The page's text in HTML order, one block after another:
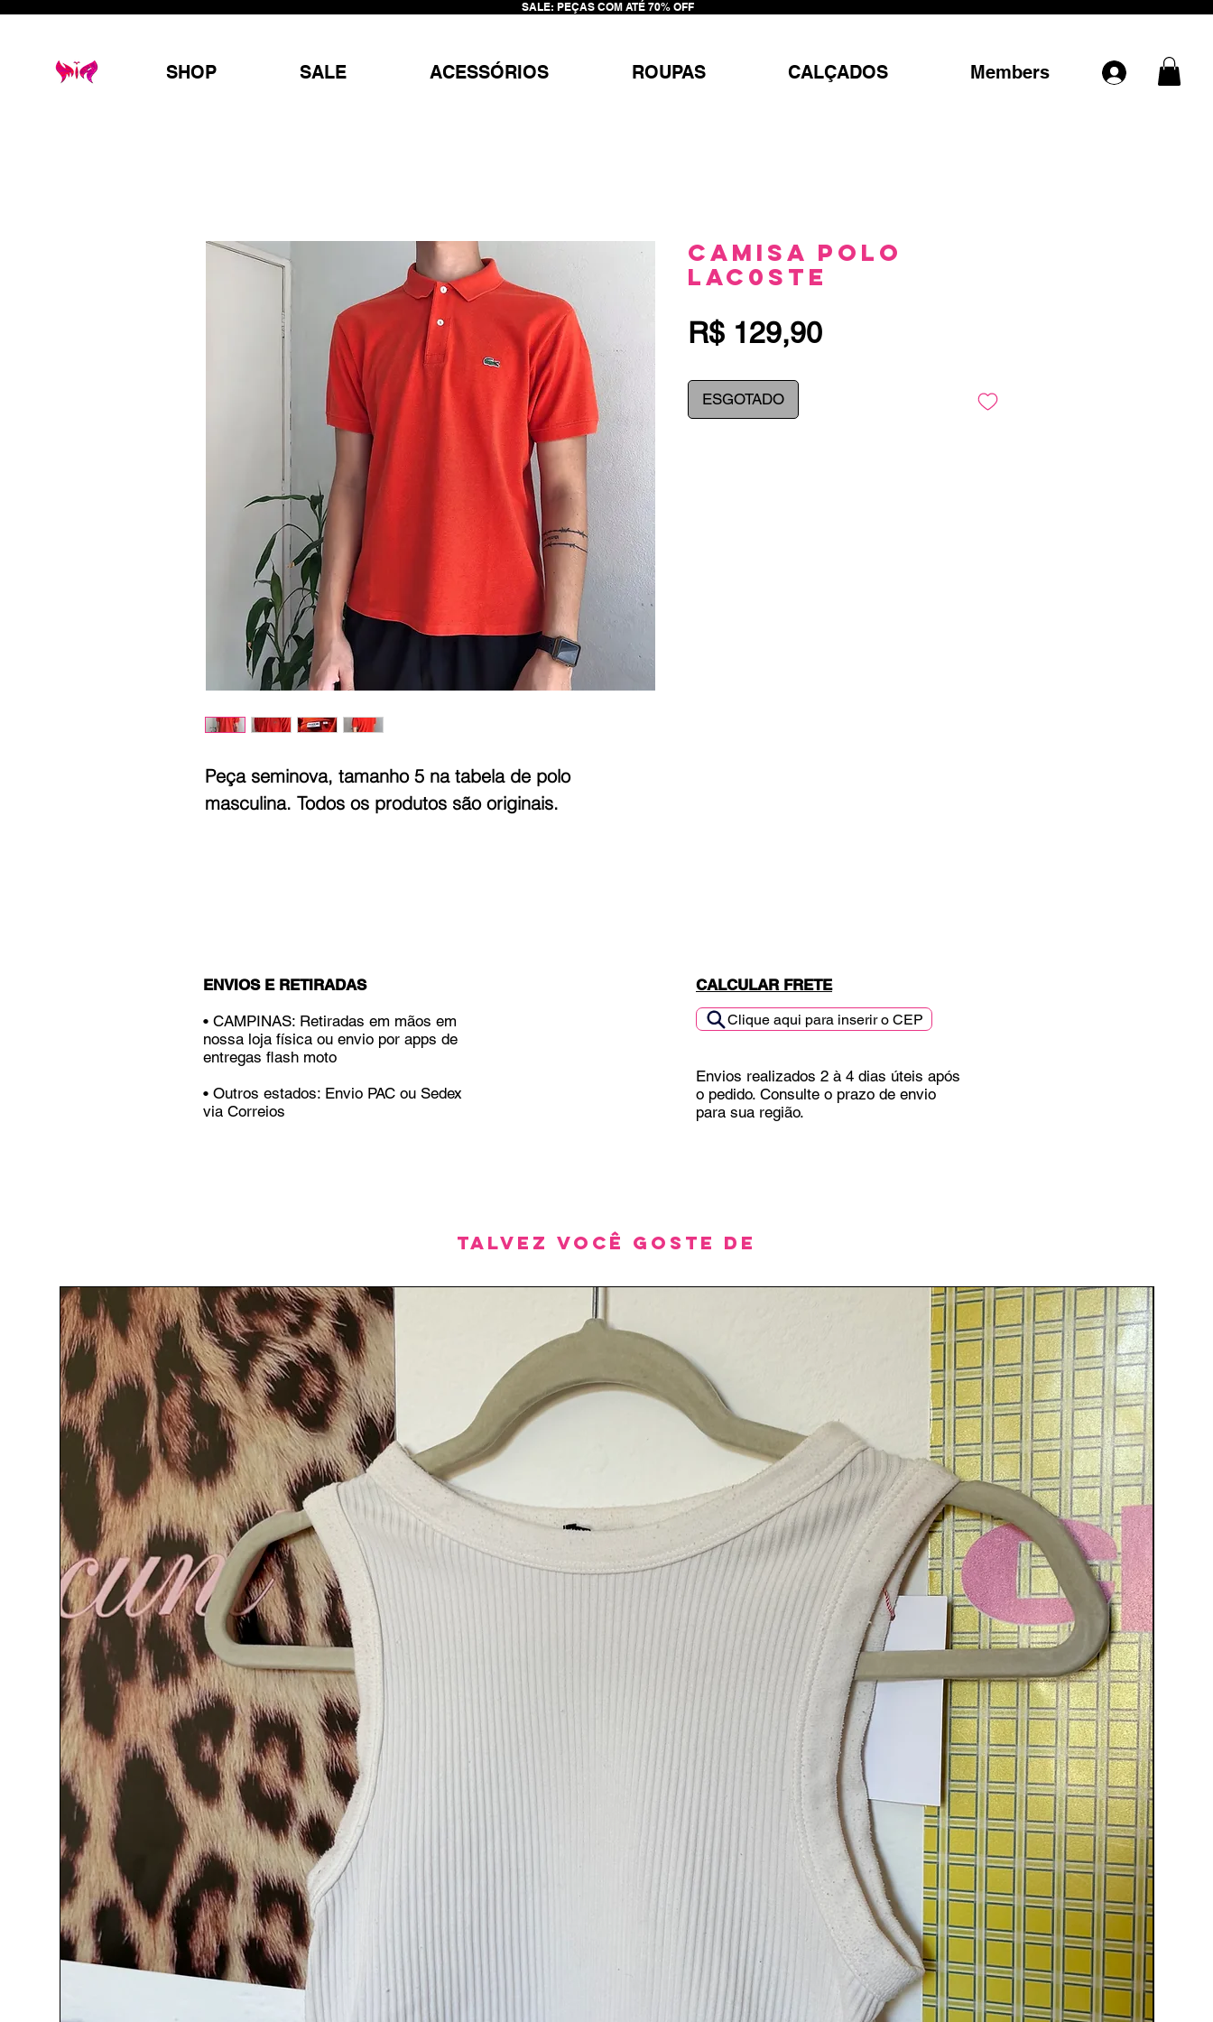
SALE: PEÇAS COM ATÉ 70% OFF
SHOP SALE ACESSÓRIOS ROUPAS CALÇADOS Members
Peça seminova, tamanho 5 na tabela de polo
masculina. Todos os produtos são originais.
Camisa Polo
LAC0STE
R$ 129,90Preço
ESGOTADO
ENVIOS E RETIRADAS
• CAMPINAS: Retiradas em mãos em
nossa loja física ou envio por apps de
entregas flash moto
• Outros estados: Envio PAC ou Sedex
via Correios
CALCULAR FRETE
Clique aqui para inserir o CEP
Envios realizados 2 à 4 dias úteis após
o pedido. Consulte o prazo de envio
para sua região.
Talvez você goste de